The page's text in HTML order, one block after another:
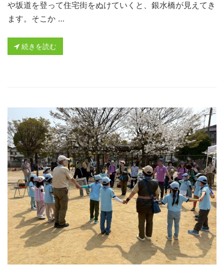
や坂道を登って住宅街をぬけていくと、銀水橋が見えてき
ます。そこか …
続きを読む